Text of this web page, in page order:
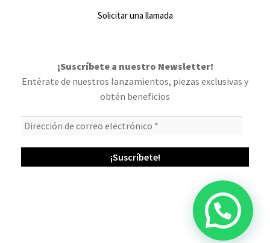
Solicitar una llamada
¡Suscríbete a nuestro Newsletter!
Entérate de nuestros lanzamientos, piezas exclusivas y
obtén beneficios